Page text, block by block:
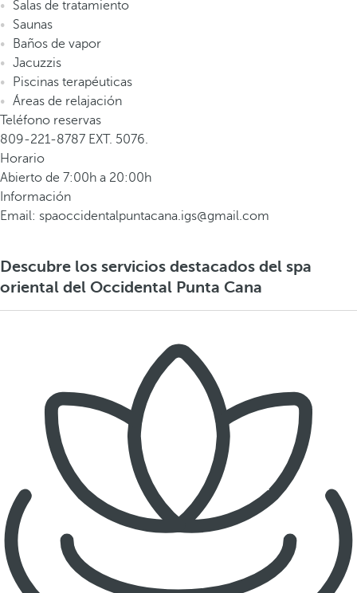
Salas de tratamiento
Saunas
Baños de vapor
Jacuzzis
Piscinas terapéuticas
Áreas de relajación
Teléfono reservas
809-221-8787 EXT. 5076.
Horario
Abierto de 7:00h a 20:00h
Información
Email: spaoccidentalpuntacana.igs@gmail.com
Descubre los servicios destacados del spa
oriental del Occidental Punta Cana